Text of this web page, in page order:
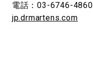
電話：03-6746-4860
jp.drmartens.com